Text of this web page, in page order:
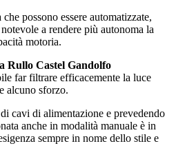
possono essere automatizzate,
a rendere più autonoma la
motoria.
Rullo Castel Gandolfo
far filtrare efficacemente la luce
alcuno sforzo.
cavi di alimentazione e prevedendo
anche in modalità manuale è in
sempre in nome dello stile e